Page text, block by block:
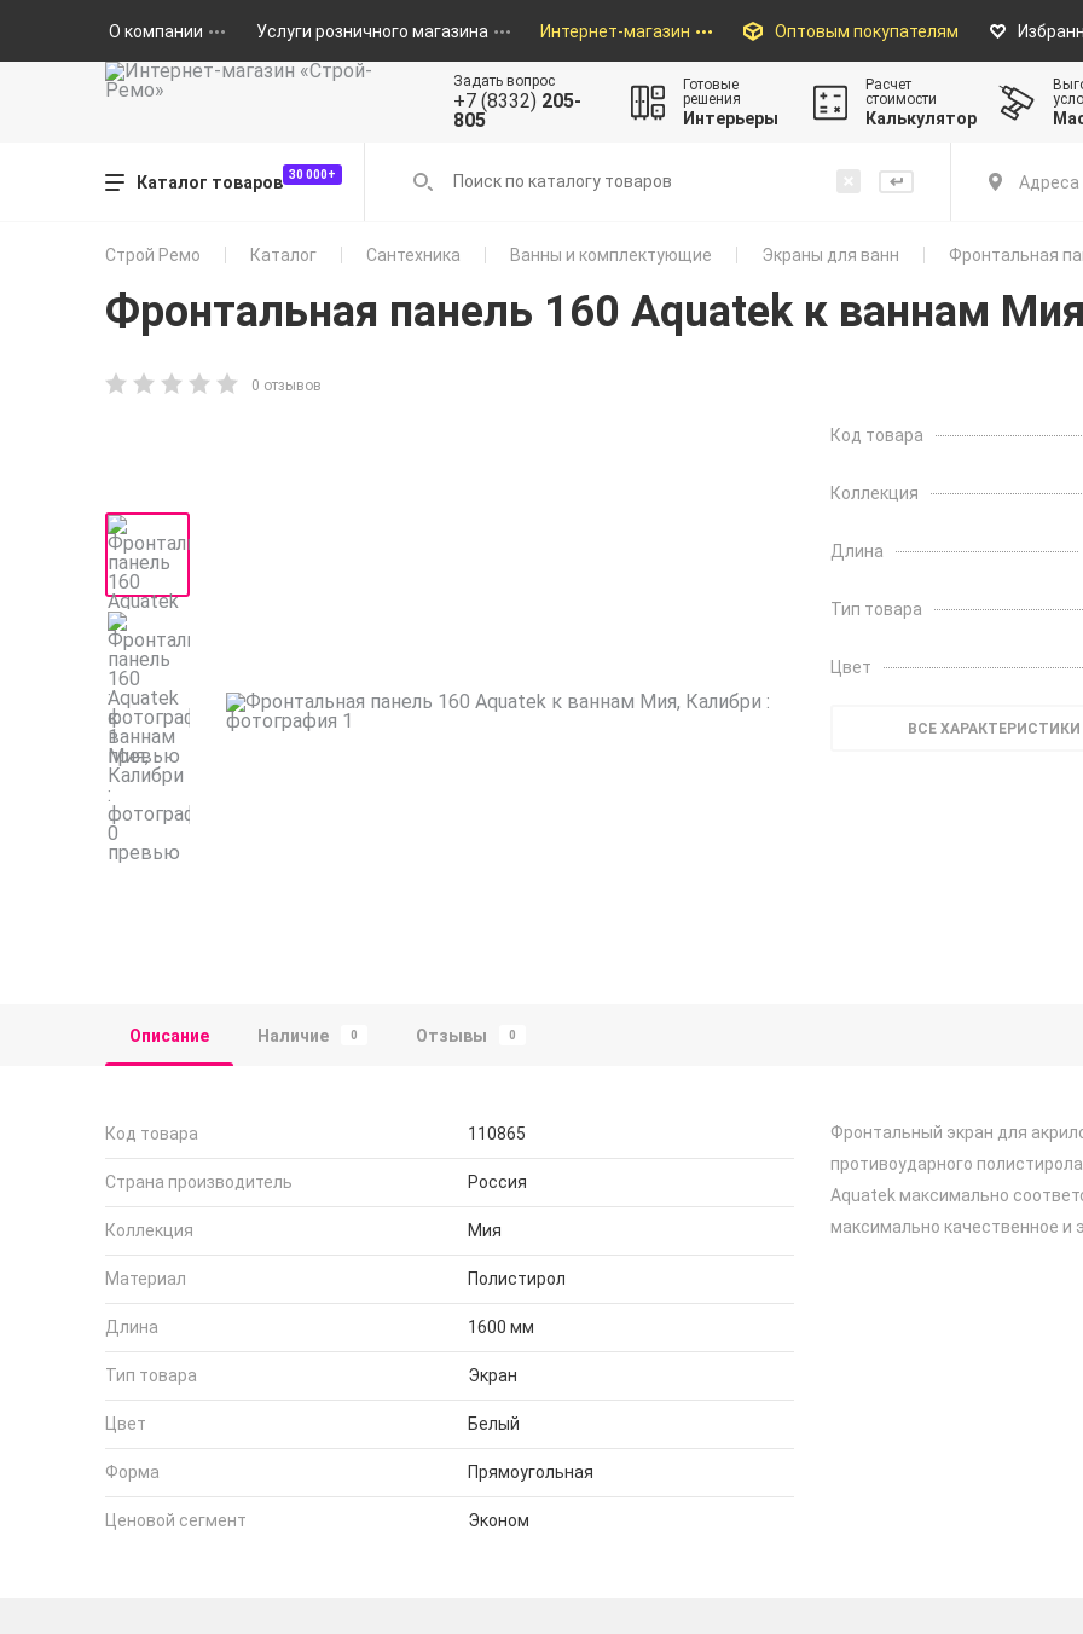
О компании Услуги розничного магазина Интернет-магазин Оптовым покупателям
Задать вопрос
+7 (8332) 205-
805
Готовые
решения
Интерьеры
Расчет
стоимости
Калькулятор
Каталог товаров 30 000+ Адреса
Строй Ремо Каталог Сантехника Ванны и комплектующие Экраны для ванн Фронтальная
Фронтальная панель 160 Aquatek к ваннам
0 отзывов
Код товара
Коллекция
Длина
Тип товара
Цвет
ВСЕ ХАРАКТЕРИСТИКИ
Описание Наличие 0 Отзывы 0
Код товара 110865
Страна производитель Россия
Коллекция Мия
Материал Полистирол
Длина 1600 мм
Тип товара Экран
Цвет Белый
Форма Прямоугольная
Ценовой сегмент Эконом
Фронтальный экран для
противоударного
Aquatek максимально
максимально качественное и